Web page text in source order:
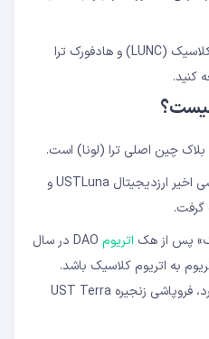
برای اطلاعات بیشتر در مورد لونا کلاسیک (LUNC) و هادفورک ترا
کنید.
تغییر نام این توکن پس از فروپاشی اخیر ارزدیجیتال USTLuna و
پس از هک اتریوم
DAO در سال
به اتریوم کلاسیک باشد.
بنابراین همانطور که کوان اشاره کرد، فروپاشی زنجیره UST Terra